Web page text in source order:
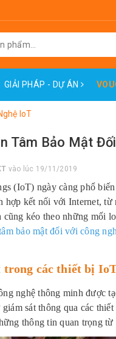
GIẢI PHÁP - DỰ ÁN
IoT
Tâm Bảo Mật
vào lúc 19/11/2019
(IoT) ngày càng phổ
hợp kết nối với Internet,
cũng kéo theo những mối
bảo mật đối với công
trong các thiết bị
nghệ thông minh được
giám sát thông qua các
thông tin quan trọng